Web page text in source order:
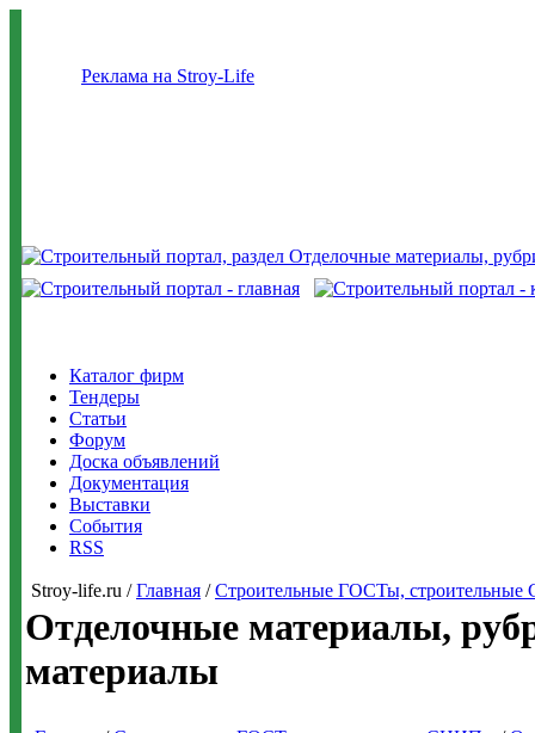
Реклама на Stroy-Life
Каталог фирм
Тендеры
Статьи
Форум
Доска объявлений
Документация
Выставки
События
RSS
Stroy-life.ru /Главная /Строительные ГОСТы,
Отделочные материалы,
материалы